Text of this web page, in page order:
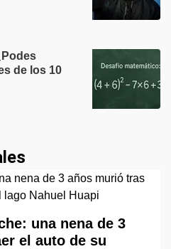
de los 10
una nena de 3
el auto de su